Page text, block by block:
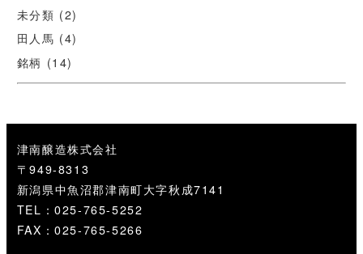
未分類 (2)
田人馬 (4)
銘柄 (14)
津南醸造株式会社
〒949-8313
新潟県中魚沼郡津南町大字秋成7141
TEL：025-765-5252
FAX：025-765-5266